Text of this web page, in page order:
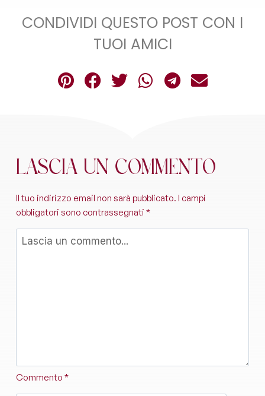
CONDIVIDI QUESTO POST CON I
TUOI AMICI
Lascia un commento
Il tuo indirizzo email non sarà pubblicato. I campi
obbligatori sono contrassegnati *
Commento *